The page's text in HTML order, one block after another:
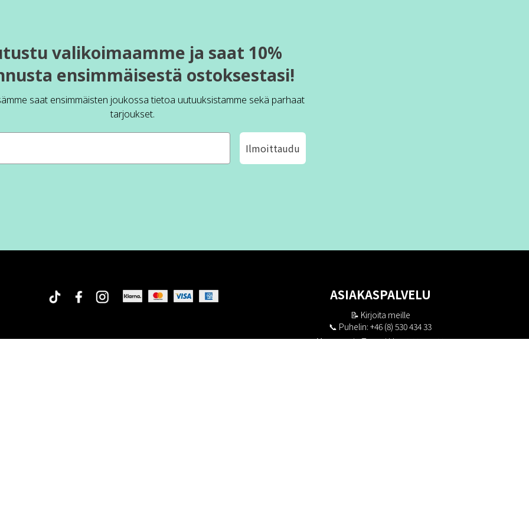
valikoimaamme ja saat 10%
ensimmäisestä ostoksestasi!
saat ensimmäisten joukossa tietoa uutuuksistamme sekä parhaat
tarjoukset.
Ilmoittaudu
ASIAKASPALVELU
📝 Kirjoita meille
📞 Puhelin: +46 (8) 530 434 33
Maanantai - Torstai klo 10.00 - 17.00